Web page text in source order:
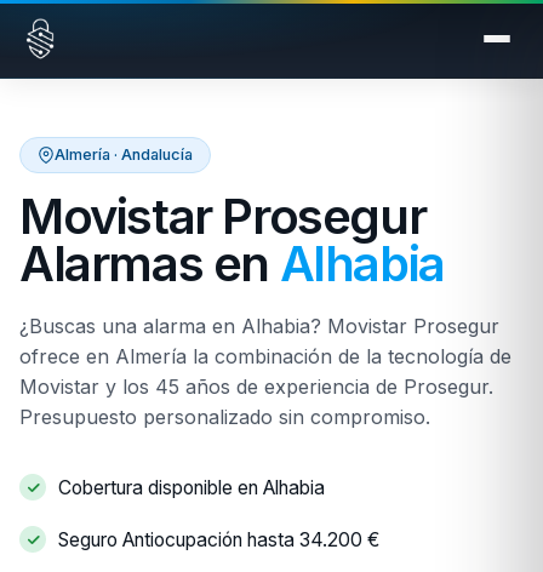
Saltar al contenido
Almería · Andalucía
Movistar Prosegur
Alarmas en Alhabia
¿Buscas una alarma en Alhabia? Movistar Prosegur
ofrece en Almería la combinación de la tecnología de
Movistar y los 45 años de experiencia de Prosegur.
Presupuesto personalizado sin compromiso.
Cobertura disponible en Alhabia
Seguro Antiocupación hasta 34.200 €